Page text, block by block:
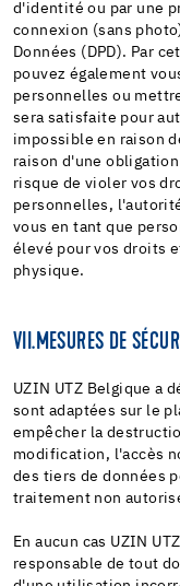
d'identité ou par une
connexion (sans
Données (DPD). Par
pouvez également
personnelles ou
sera satisfaite pour
impossible en raison
raison d'une
risque de violer vos
personnelles,
vous en tant que
élevé pour vos droits
physique.
VII.MESURES DE
UZIN UTZ Belgique a
sont adaptées sur le
empêcher la
modification, l'accès
des tiers de données
traitement non
En aucun cas UZIN
responsable de tout